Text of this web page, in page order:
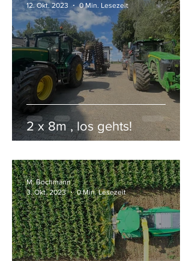
2 x 8m , los gehts!
12. Okt. 2023
0 Min. Lesezeit
M. Bochmann
3. Okt. 2023
0 Min. Lesezeit